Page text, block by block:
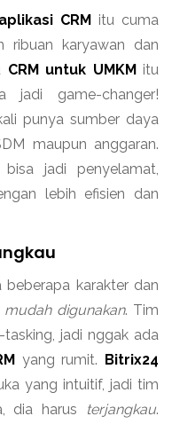
aplikasi CRM itu cuma
ribuan karyawan dan
CRM untuk UMKMitu
jadi game-changer!
punya sumber daya
maupun anggaran.
bisa jadi penyelamat,
lebih efisien dan
karakter dan
mudah digunakan. Tim
jadi nggak ada
yang rumit. Bitrix24
yang intuitif, jadi tim
dia harus
terjangkau.